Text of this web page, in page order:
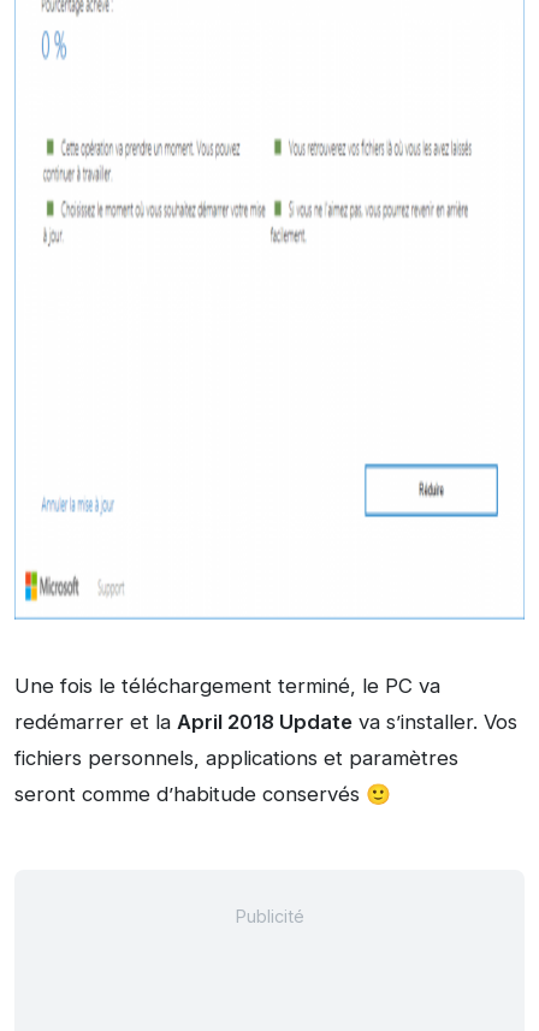
Une fois le téléchargement terminé, le PC va
redémarrer et la April 2018 Update va s’installer. Vos
fichiers personnels, applications et paramètres
seront comme d’habitude conservés 🙂